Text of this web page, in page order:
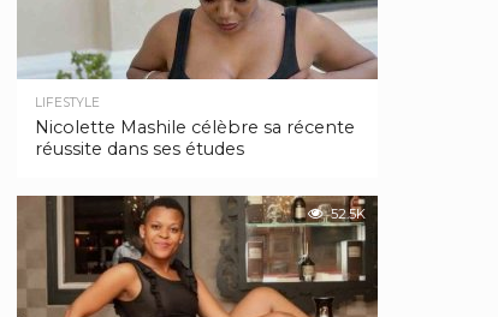
LIFESTYLE
Nicolette Mashile célèbre sa récente
réussite dans ses études
52.5K